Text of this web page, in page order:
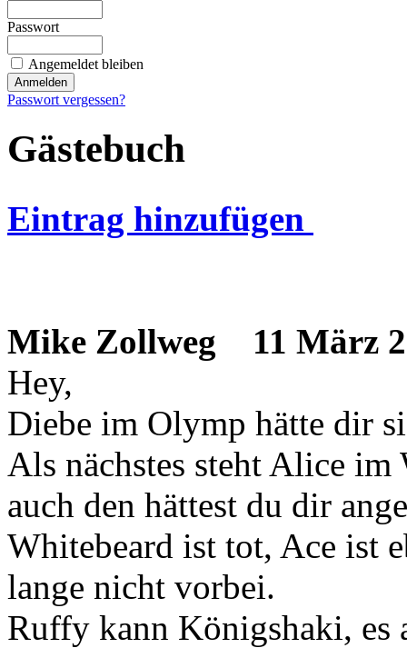
Passwort
Angemeldet bleiben
Passwort vergessen?
Gästebuch
Eintrag hinzufügen
Mike Zollweg
11 März
Hey,
Diebe im Olymp hätte dir
Als nächstes steht Alice
auch den hättest du dir
Whitebeard ist tot, Ace ist
lange nicht vorbei.
Ruffy kann Königshaki, es